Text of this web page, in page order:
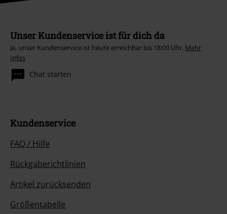
Unser Kundenservice ist für dich da
Ja, unser Kundenservice ist heute erreichbar bis 18:00 Uhr. Mehr
Infos
Chat starten
Kundenservice
FAQ / Hilfe
Rückgaberichtlinien
Artikel zurücksenden
Größentabelle